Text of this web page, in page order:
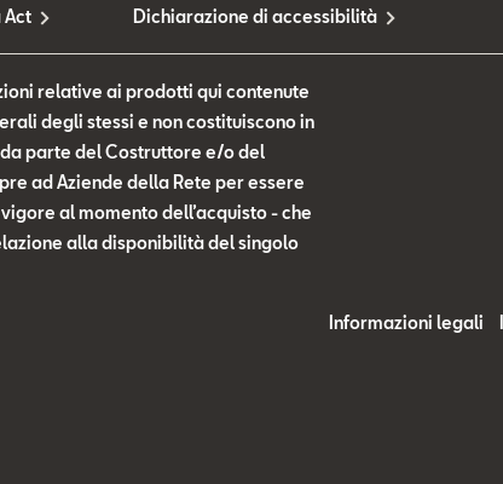
Act Dichiarazione di accessibilità
relative ai prodotti qui contenute
degli stessi e non costituiscono in
parte del Costruttore e/o del
ad Aziende della Rete per essere
al momento dell’acquisto - che
alla disponibilità del singolo
Informazioni legali